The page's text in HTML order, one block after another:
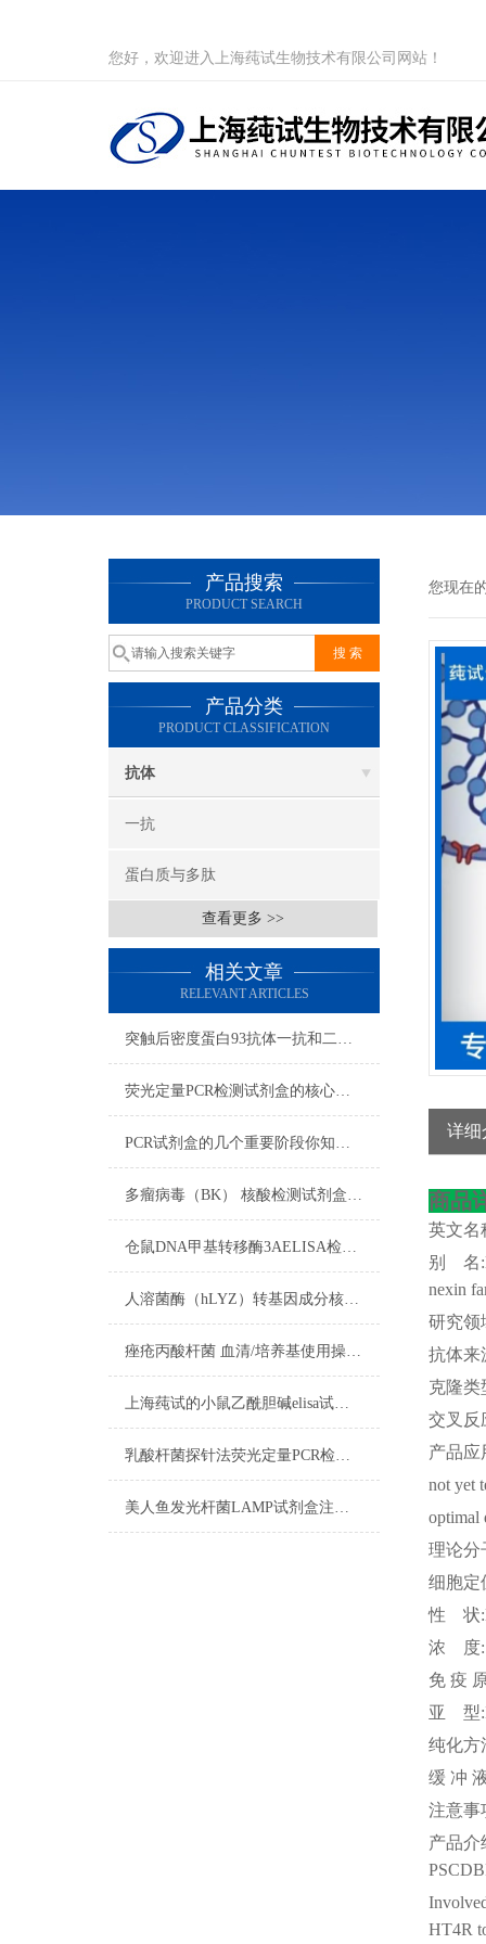
您好，欢迎进入上海莼试生物技术有限公司网站！
产品搜索
PRODUCT SEARCH
产品分类
PRODUCT CLASSIFICATION
抗体
一抗
蛋白质与多肽
查看更多 >>
相关文章
RELEVANT ARTICLES
突触后密度蛋白93抗体一抗和二抗的区别
荧光定量PCR检测试剂盒的核心在于“实时”与“定量”
PCR试剂盒的几个重要阶段你知道吗？
多瘤病毒（BK） 核酸检测试剂盒（PCR-荧光探针法）反应流程常规程序
仓鼠DNA甲基转移酶3AELISA检测试剂盒​使用注意说明
人溶菌酶（hLYZ）转基因成分核酸检测试剂盒​的试剂准备
痤疮丙酸杆菌 血清/培养基使用操作方法
上海莼试的小鼠乙酰胆碱elisa试剂盒是您科研试剂领域中的可信伙伴
乳酸杆菌探针法荧光定量PCR检测试剂盒使用方法
美人鱼发光杆菌LAMP试剂盒注意事项
您现在
详细
商品
英文名
别
名
nexin
研究领
抗体来
克隆类
交叉反
产品应
not yet
optimal
理论分
细胞定
性
状
浓
度
免 疫
亚
型
纯化方
缓 冲
注意事
产品介
HT4R